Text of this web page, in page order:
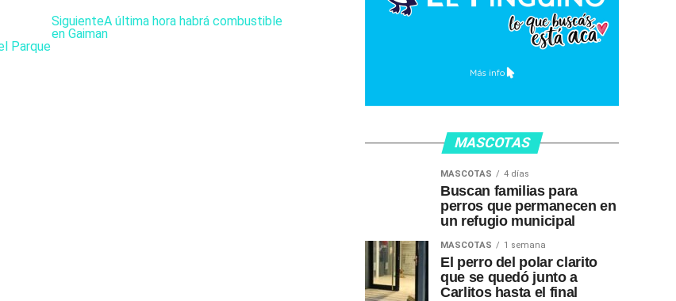
SiguienteA última hora habrá combustible
en Gaiman
Parque
MASCOTAS
MASCOTAS 4 días
Buscan familias para
perros que permanecen en
un refugio municipal
MASCOTAS 1 semana
El perro del polar clarito
que se quedó junto a
Carlitos hasta el final